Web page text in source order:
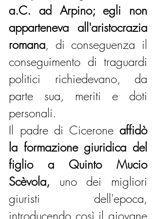
a.C. ad Arpino; egli non
apparteneva all'aristocrazia
romana, di conseguenza il
conseguimento di traguardi
politici richiedevano, da
parte sua, meriti e doti
personali.
Il padre di Cicerone affidò
la formazione giuridica del
figlio a Quinto Mucio
Scèvola, uno dei migliori
giuristi dell'epoca,
introducendo così il giovane